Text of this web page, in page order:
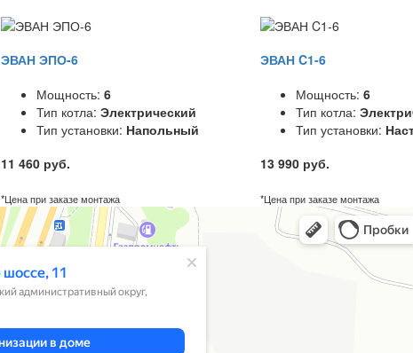
ЭВАН ЭПО-6
Мощность: 6
Тип котла: Электрический
Тип установки: Напольный
11 460 руб.
*Цена при заказе монтажа
ЭВАН C1-6
Мощность: 6
Тип котла:
Тип установки:
13 990 руб.
*Цена при заказе монтажа